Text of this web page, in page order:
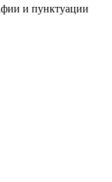
и пунктуации